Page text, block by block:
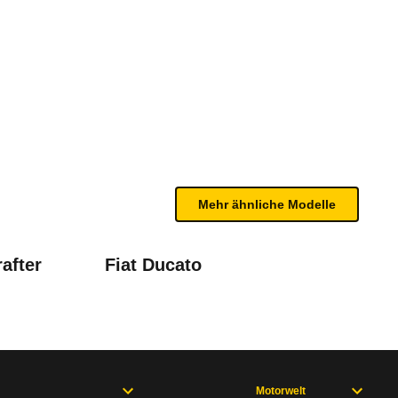
mit Ihrem Fahrzeug haben. Ihre
Geschwindigkeit und der
Fiat Ducato
Mehr ähnliche Modelle
Motorwelt